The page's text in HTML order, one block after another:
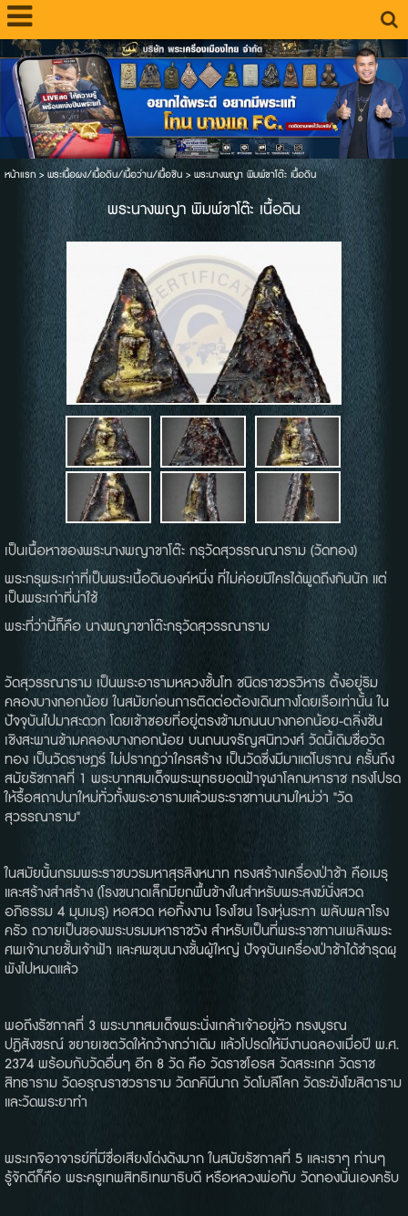
หน้าแรก> พระเนื้อผง/เนื้อดิน/เนื้อว่าน/เนื้อชิน> พระนางพญา พิมพ์ขาโต๊ะ เนื้อดิน
พระนางพญา พิมพ์ขาโต๊ะ เนื้อดิน
เป็นเนื้อหาของพระนางพญาขาโต๊ะ กรุวัดสุวรรณณาราม (วัดทอง)
พระกรุพระเก่าที่เป็นพระเนื้อดินองค์หนึ่ง ที่ไม่ค่อยมีใครได้พูดถึงกันนัก แต่
เป็นพระเก่าที่น่าใช้
พระที่ว่านี้ก็คือ นางพญาขาโต๊ะกรุวัดสุวรรณาราม
วัดสุวรรณาราม เป็นพระอารามหลวงชั้นโท ชนิดราชวรวิหาร ตั้งอยู่ริม
คลองบางกอกน้อย ในสมัยก่อนการติดต่อต้องเดินทางโดยเรือเท่านั้น ใน
ปัจจุบันไปมาสะดวก โดยเข้าซอยที่อยู่ตรงข้ามถนนบางกอกน้อย-ตลิ่งชัน
เชิงสะพานข้ามคลองบางกอกน้อย บนถนนจรัญสนิทวงศ์ วัดนี้เดิมชื่อวัด
ทอง เป็นวัดราษฎร์ ไม่ปรากฏว่าใครสร้าง เป็นวัดซึ่งมีมาแต่โบราณ ครั้นถึง
สมัยรัชกาลที่ 1 พระบาทสมเด็จพระพุทธยอดฟ้าจุฬาโลกมหาราช ทรงโปรด
ให้รื้อสถาปนาใหม่ทั่วทั้งพระอารามแล้วพระราชทานนามใหม่ว่า "วัด
สุวรรณาราม"
ในสมัยนั้นกรมพระราชบวรมหาสุรสิงหนาท ทรงสร้างเครื่องป่าช้า คือเมรุ
และสร้างสำสร้าง (โรงขนาดเล็กมียกพื้นข้างในสำหรับพระสงฆ์นั่งสวด
อภิธรรม 4 มุมเมรุ) หอสวด หอทิ้งงาน โรงโขน โรงหุ่นระทา พลับพลาโรง
ครัว ถวายเป็นของพระบรมมหาราชวัง สำหรับเป็นที่พระราชทานเพลิงพระ
ศพเจ้านายชั้นเจ้าฟ้า และศพขุนนางชั้นผู้ใหญ่ ปัจจุบันเครื่องป่าช้าได้ชำรุดผุ
พังไปหมดแล้ว
พอถึงรัชกาลที่ 3 พระบาทสมเด็จพระนั่งเกล้าเจ้าอยู่หัว ทรงบูรณ
ปฏิสังขรณ์ ขยายเขตวัดให้กว้างกว่าเดิม แล้วโปรดให้มีงานฉลองเมื่อปี พ.ศ.
2374 พร้อมกับวัดอื่นๆ อีก 8 วัด คือ วัดราชโอรส วัดสระเกศ วัดราช
สิทธาราม วัดอรุณราชวราราม วัดภคินีนาถ วัดโมลีโลก วัดระฆังโฆสิตาราม
และวัดพระยาทำ
พระเกจิอาจารย์ที่มีชื่อเสียงโด่งดังมาก ในสมัยรัชกาลที่ 5 และเราๆ ท่านๆ
รู้จักดีก็คือ พระครูเทพสิทธิเทพาธิบดี หรือหลวงพ่อทับ วัดทองนั่นเองครับ